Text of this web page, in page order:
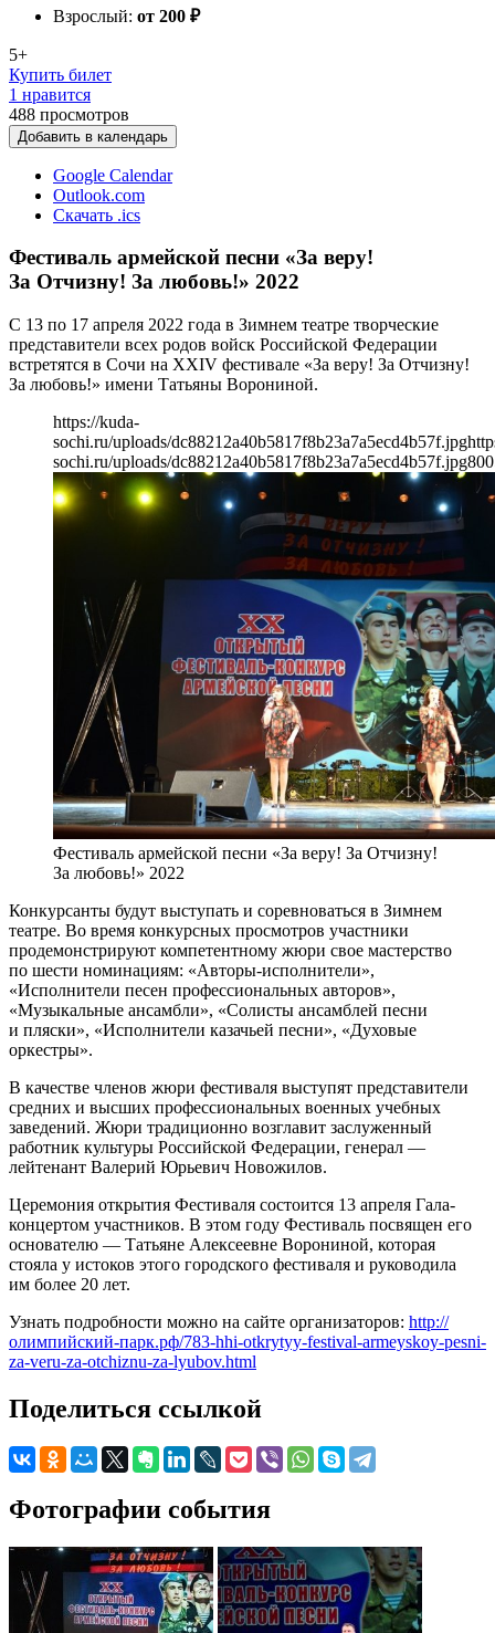
Взрослый: от 200 ₽
5+
Купить билет
1 нравится
488 просмотров
Добавить в календарь
Google Calendar
Outlook.com
Скачать .ics
Фестиваль армейской песни «За веру!
За Отчизну! За любовь!» 2022
С 13 по 17 апреля 2022 года в Зимнем театре творческие
представители всех родов войск Российской Федерации
встретятся в Сочи на XXIV фестивале «За веру! За Отчизну!
За любовь!» имени Татьяны Ворониной.
https://kuda-
sochi.ru/uploads/dc88212a40b5817f8b23a7a5ecd4b57f.jpg
sochi.ru/uploads/dc88212a40b5817f8b23a7a5ecd4b57f.jpg800
Фестиваль армейской песни «За веру! За Отчизну!
За любовь!» 2022
Конкурсанты будут выступать и соревноваться в Зимнем
театре. Во время конкурсных просмотров участники
продемонстрируют компетентному жюри свое мастерство
по шести номинациям: «Авторы-исполнители»,
«Исполнители песен профессиональных авторов»,
«Музыкальные ансамбли», «Солисты ансамблей песни
и пляски», «Исполнители казачьей песни», «Духовые
оркестры».
В качестве членов жюри фестиваля выступят представители
средних и высших профессиональных военных учебных
заведений. Жюри традиционно возглавит заслуженный
работник культуры Российской Федерации, генерал —
лейтенант Валерий Юрьевич Новожилов.
Церемония открытия Фестиваля состоится 13 апреля Гала-
концертом участников. В этом году Фестиваль посвящен его
основателю — Татьяне Алексеевне Ворониной, которая
стояла у истоков этого городского фестиваля и руководила
им более 20 лет.
Узнать подробности можно на сайте организаторов: http://
олимпийский-парк.рф/783-hhi-otkrytyy-festival-armeyskoy-pesni-
za-veru-za-otchiznu-za-lyubov.html
Поделиться ссылкой
Фотографии события